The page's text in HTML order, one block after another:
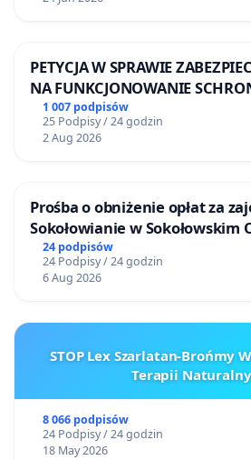
PETYCJA W SPRAWIE
NA FUNKCJONOWANIE
BEZDOMNYCH ZWIERZĄT W
1 007 podpisów
25 Podpisy / 24 godzin
2 Aug 2026
Prośba o obniżenie opłat za
Sokołowianie w Sokołowskim
24 podpisów
24 Podpisy / 24 godzin
6 Aug 2026
STOP Lex Szarlatan-Brońmy
Terapii
8 066 podpisów
24 Podpisy / 24 godzin
18 May 2026